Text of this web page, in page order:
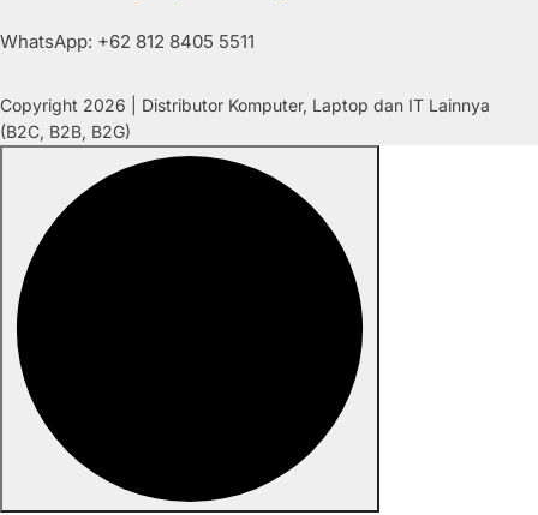
WhatsApp: +62 812 8405 5511
Copyright 2026 | Distributor Komputer, Laptop dan IT Lainnya
(B2C, B2B, B2G)